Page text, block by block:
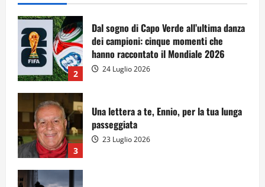
2
Dal sogno di Capo Verde all’ultima danza
dei campioni: cinque momenti che
hanno raccontato il Mondiale 2026
24 Luglio 2026
3
Una lettera a te, Ennio, per la tua lunga
passeggiata
23 Luglio 2026